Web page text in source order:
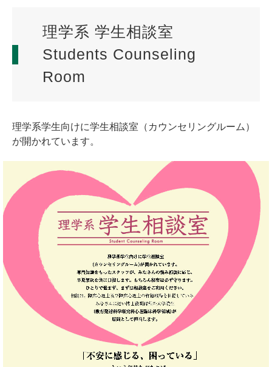
理学系 学生相談室
Students Counseling
Room
理学系学生向けに学生相談室（カウンセリングルーム）
が開かれています。